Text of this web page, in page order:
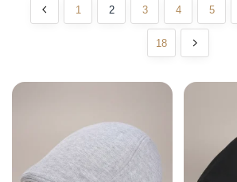
1 2 3 4 5
18